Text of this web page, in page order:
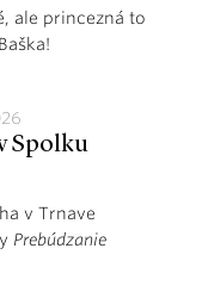
ale princezná to
Spolku
v Trnave
Prebúdzanie